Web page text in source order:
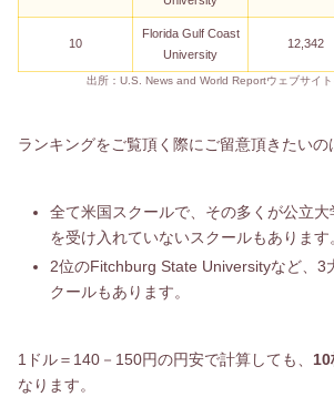
10
Florida Gulf Coast
University
12,342
出所：U.S. News and World Reportウェブサイ
ランキングをご覧頂く際にご留意頂きたいの
全て米国スクールで、その多くが公立
を受け入れていないスクールもあります
2位のFitchburg State Universityなど、3
クールもあります。
1ドル＝140－150円の円安で計算しても、
なります。